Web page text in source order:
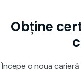
Obține
Începe o noua